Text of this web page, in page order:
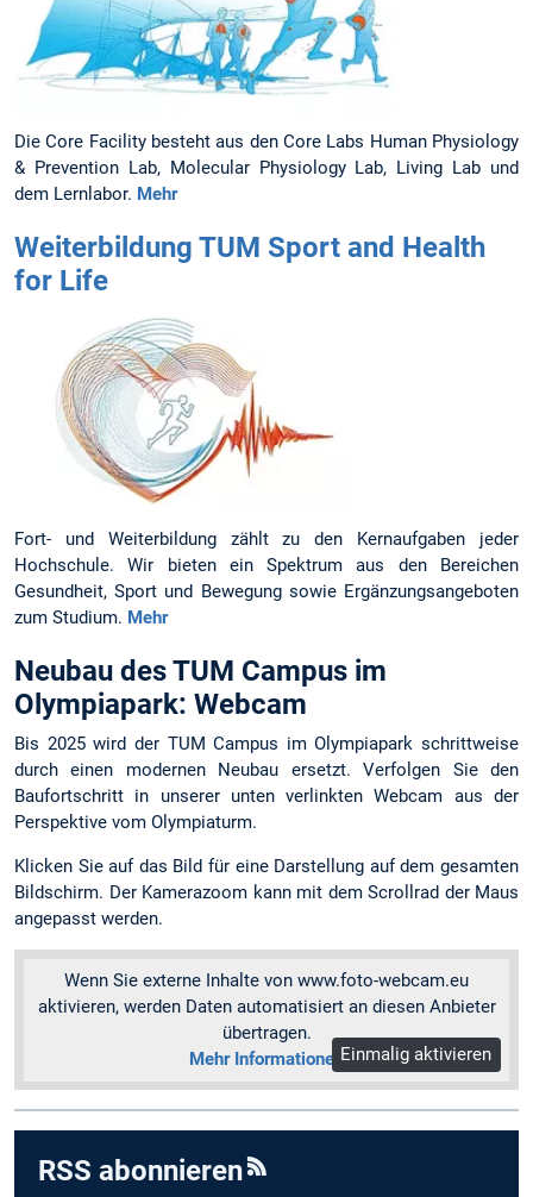
Die Core Facility besteht aus den Core Labs Human Physiology
& Prevention Lab, Molecular Physiology Lab, Living Lab und
dem Lernlabor. Mehr
Weiterbildung TUM Sport and Health
for Life
Fort- und Weiterbildung zählt zu den Kernaufgaben jeder
Hochschule. Wir bieten ein Spektrum aus den Bereichen
Gesundheit, Sport und Bewegung sowie Ergänzungsangeboten
zum Studium. Mehr
Neubau des TUM Campus im
Olympiapark: Webcam
Bis 2025 wird der TUM Campus im Olympiapark schrittweise
durch einen modernen Neubau ersetzt. Verfolgen Sie den
Baufortschritt in unserer unten verlinkten Webcam aus der
Perspektive vom Olympiaturm.
Klicken Sie auf das Bild für eine Darstellung auf dem gesamten
Bildschirm. Der Kamerazoom kann mit dem Scrollrad der Maus
angepasst werden.
Wenn Sie externe Inhalte von www.foto-webcam.eu
aktivieren, werden Daten automatisiert an diesen Anbieter
übertragen.
Mehr InformationenEinmalig aktivieren
RSS abonnieren